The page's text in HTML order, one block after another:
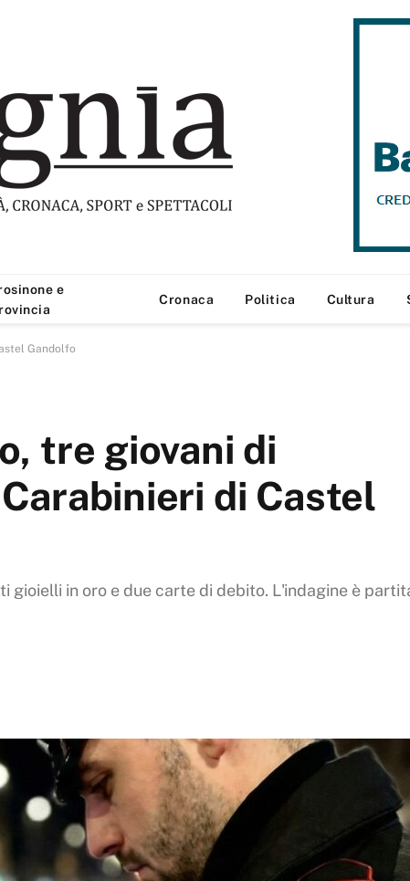
e
Cronaca Politica Cultura
Gandolfo
tre giovani di
di Castel
in oro e due carte di debito. L'indagine è